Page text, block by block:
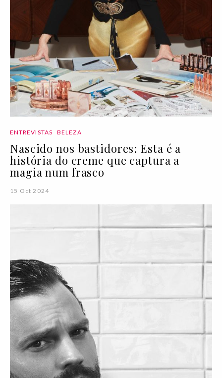
ENTREVISTAS BELEZA
Nascido nos bastidores: Esta é a
história do creme que captura a
magia num frasco
15 Oct 2024